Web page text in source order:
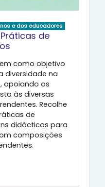
e dos educadores
de
como objetivo
diversidade na
apoiando os
às diversas
Recolhe
de
didácticas para
composições